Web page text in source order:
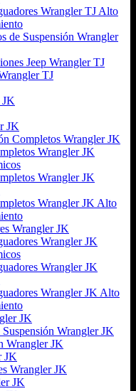
Wrangler TJ Alto
de Suspensión Wrangler
Jeep Wrangler TJ
TJ
JK
JK
Completos Wrangler JK
Wrangler JK
Wrangler JK
Wrangler JK Alto
Wrangler JK
Wrangler JK
Wrangler JK
Wrangler JK Alto
JK
Wrangler JK
Wrangler JK
JK
Wrangler JK
JK